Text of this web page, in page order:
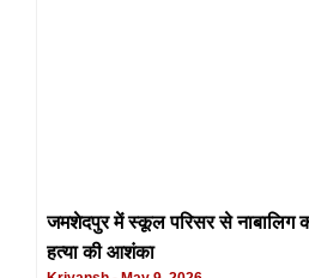
जमशेदपुर में स्कूल परिसर से नाबालिग
हत्या की आशंका